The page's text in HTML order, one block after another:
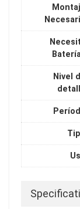
Nivel